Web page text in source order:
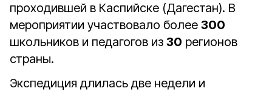
проходившей в Каспийске (Дагестан). В
мероприятии участвовало более 300
школьников и педагогов из 30 регионов
страны.
Экспедиция длилась две недели и